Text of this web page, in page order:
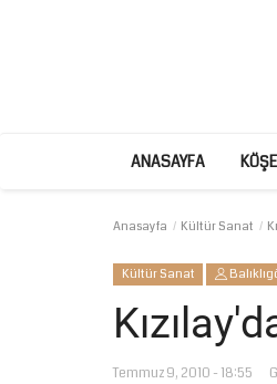
ANASAYFA
Anasayfa Kültür Sanat
Kültür Sanat
Temmuz 9, 2010 - 18:55